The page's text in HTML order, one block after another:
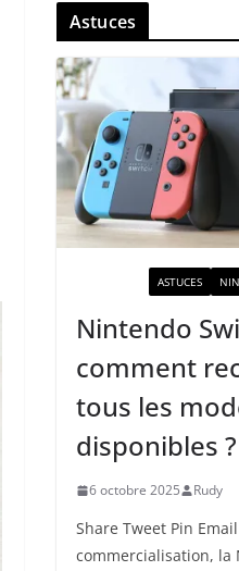
Astuces
ASTUCES
Nintendo
comment
tous les
disponibles ?
6 octobre 2025 Rudy
Share Tweet Pin
commercialisation, la